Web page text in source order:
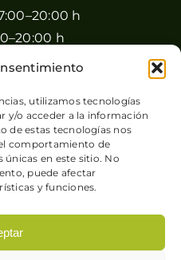
utilizamos tecnologías
y/o acceder a la información
de estas tecnologías nos
comportamiento de
únicas en este sitio. No
puede afectar
y funciones.
h
h
h
y Perejil |
generales de